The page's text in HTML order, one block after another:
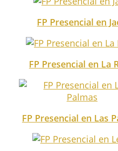
FP Presencial en
FP Presencial en La
FP Presencial en Las